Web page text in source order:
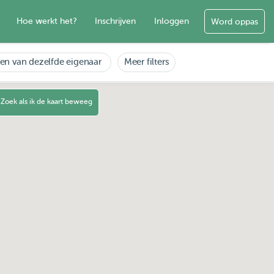
Hoe werkt het? Inschrijven Inloggen Word oppas
van dezelfde eigenaar Meer filters
Zoek als ik de kaart beweeg